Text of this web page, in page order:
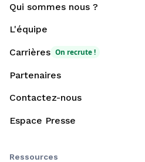
Qui sommes nous ?
L'équipe
Carrières On recrute !
Partenaires
Contactez-nous
Espace Presse
Ressources